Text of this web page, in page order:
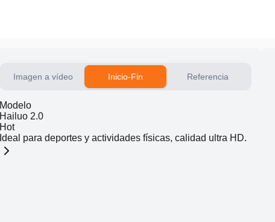
Imagen a vídeo Inicio-Fin Referencia
Modelo
Hailuo 2.0
Hot
Ideal para deportes y actividades físicas, calidad ultra HD.